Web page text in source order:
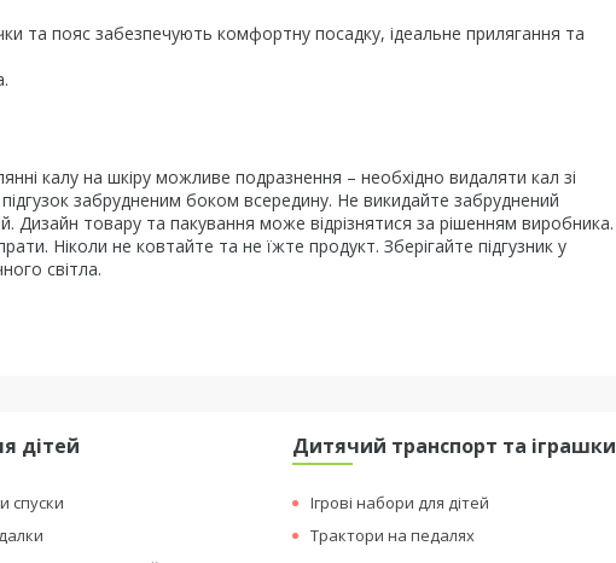
та пояс забезпечують комфортну посадку, ідеальне прилягання та
калу на шкіру можливе подразнення – необхідно видаляти кал зі
забрудненим боком всередину. Не викидайте забруднений
Дизайн товару та пакування може відрізнятися за рішенням виробника.
Ніколи не ковтайте та не їжте продукт. Зберігайте підгузник у
світла.
дітей
спуски
Дитячий транспорт та іграшки
Ігрові набори для дітей
Трактори на педалях